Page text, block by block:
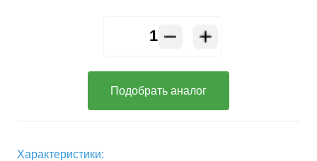
Подобрать аналог
Характеристики: